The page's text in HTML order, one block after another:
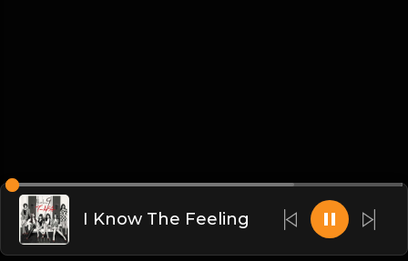
I Know The Feeling